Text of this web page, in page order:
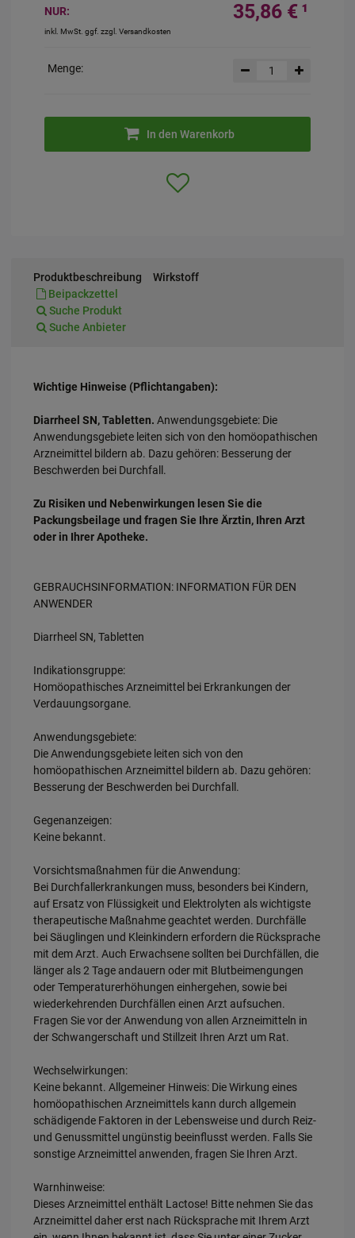
NUR: 35,86 € ¹
inkl. MwSt. ggf. zzgl. Versandkosten
Menge:
In den Warenkorb
Produktbeschreibung
Wirkstoff
Beipackzettel
Suche Produkt
Suche Anbieter
Wichtige Hinweise (Pflichtangaben):
Diarrheel SN, Tabletten. Anwendungsgebiete: Die
Anwendungsgebiete leiten sich von den homöopathischen
Arzneimittel bildern ab. Dazu gehören: Besserung der
Beschwerden bei Durchfall.
Zu Risiken und Nebenwirkungen lesen Sie die
Packungsbeilage und fragen Sie Ihre Ärztin, Ihren Arzt
oder in Ihrer Apotheke.
GEBRAUCHSINFORMATION: INFORMATION FÜR DEN
ANWENDER
Diarrheel SN, Tabletten
Indikationsgruppe:
Homöopathisches Arzneimittel bei Erkrankungen der
Verdauungsorgane.
Anwendungsgebiete:
Die Anwendungsgebiete leiten sich von den
homöopathischen Arzneimittel bildern ab. Dazu gehören:
Besserung der Beschwerden bei Durchfall.
Gegenanzeigen:
Keine bekannt.
Vorsichtsmaßnahmen für die Anwendung:
Bei Durchfallerkrankungen muss, besonders bei Kindern,
auf Ersatz von Flüssigkeit und Elektrolyten als wichtigste
therapeutische Maßnahme geachtet werden. Durchfälle
bei Säuglingen und Kleinkindern erfordern die Rücksprache
mit dem Arzt. Auch Erwachsene sollten bei Durchfällen, die
länger als 2 Tage andauern oder mit Blutbeimengungen
oder Temperaturerhöhungen einhergehen, sowie bei
wiederkehrenden Durchfällen einen Arzt aufsuchen.
Fragen Sie vor der Anwendung von allen Arzneimitteln in
der Schwangerschaft und Stillzeit Ihren Arzt um Rat.
Wechselwirkungen:
Keine bekannt. Allgemeiner Hinweis: Die Wirkung eines
homöopathischen Arzneimittels kann durch allgemein
schädigende Faktoren in der Lebensweise und durch Reiz-
und Genussmittel ungünstig beeinflusst werden. Falls Sie
sonstige Arzneimittel anwenden, fragen Sie Ihren Arzt.
Warnhinweise:
Dieses Arzneimittel enthält Lactose! Bitte nehmen Sie das
Arzneimittel daher erst nach Rücksprache mit Ihrem Arzt